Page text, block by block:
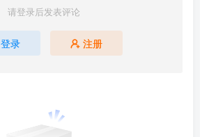
请登录后发表评论
登录 注册